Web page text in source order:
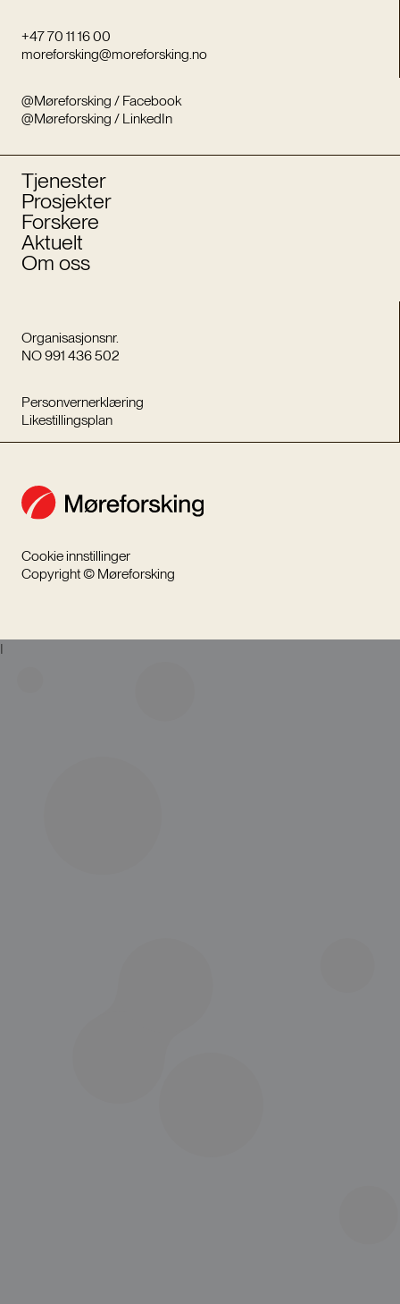
+47 70 11 16 00
moreforsking@moreforsking.no
@Møreforsking / Facebook
@Møreforsking / LinkedIn
Organisasjonsnr.
NO 991 436 502
Personvernerklæring
Likestillingsplan
Tjenester
Prosjekter
Forskere
Aktuelt
Om oss
Cookie innstillinger
Copyright © Møreforsking
I